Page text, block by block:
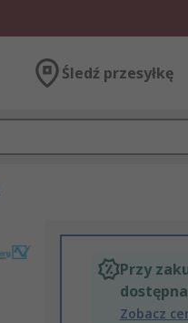
Śledź przesyłkę
Przy
Zobacz